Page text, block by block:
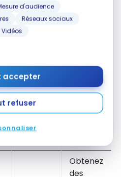
d'audience
Réseaux sociaux
Vidéos
accepter
refuser
Google
Play
t, Maxi,
économi
vos
en
Obtenez
des